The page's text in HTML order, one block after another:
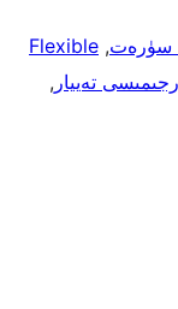
سۈرەت,
Flexible
تەييار ,